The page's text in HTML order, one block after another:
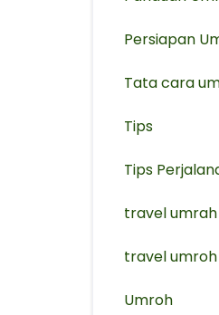
Persiapan
Tata cara
Tips
Tips
travel
travel
Umroh